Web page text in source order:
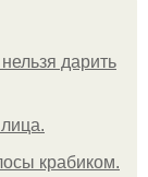
дарить
крабиком.